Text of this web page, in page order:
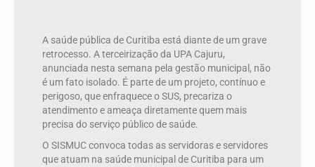
A saúde pública de Curitiba está diante de um grave
retrocesso. A terceirização da UPA Cajuru,
anunciada nesta semana pela gestão municipal, não
é um fato isolado. É parte de um projeto, contínuo e
perigoso, que enfraquece o SUS, precariza o
atendimento e ameaça diretamente quem mais
precisa do serviço público de saúde.
O SISMUC convoca todas as servidoras e servidores
que atuam na saúde municipal de Curitiba para um